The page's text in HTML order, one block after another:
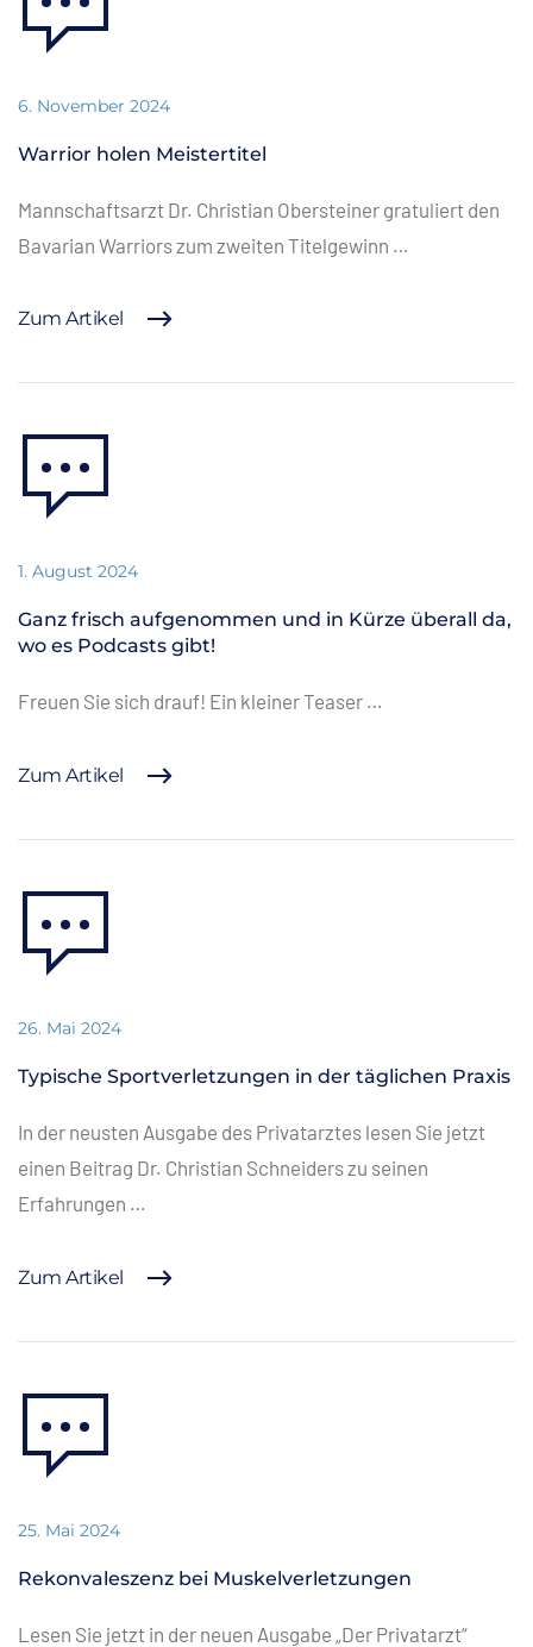
6. November 2024
Warrior holen Meistertitel
Mannschaftsarzt Dr. Christian Obersteiner gratuliert den
Bavarian Warriors zum zweiten Titelgewinn …
Zum Artikel
1. August 2024
Ganz frisch aufgenommen und in Kürze überall da,
wo es Podcasts gibt!
Freuen Sie sich drauf! Ein kleiner Teaser …
Zum Artikel
26. Mai 2024
Typische Sportverletzungen in der täglichen Praxis
In der neusten Ausgabe des Privatarztes lesen Sie jetzt
einen Beitrag Dr. Christian Schneiders zu seinen
Erfahrungen …
Zum Artikel
25. Mai 2024
Rekonvaleszenz bei Muskelverletzungen
Lesen Sie jetzt in der neuen Ausgabe „Der Privatarzt“